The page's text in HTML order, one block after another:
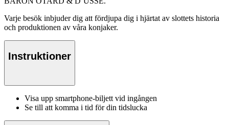
Varje besök inbjuder dig att fördjupa dig i hjärtat av slottets historia
och produktionen av våra konjaker.
Instruktioner
Visa upp smartphone-biljett vid ingången
Se till att komma i tid för din tidslucka